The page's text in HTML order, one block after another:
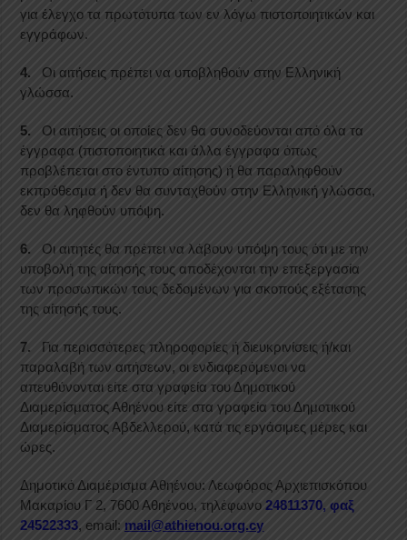
για έλεγχο τα πρωτότυπα των εν λόγω πιστοποιητικών και
εγγράφων.
4. Οι αιτήσεις πρέπει να υποβληθούν στην Ελληνική
γλώσσα.
5. Οι αιτήσεις οι οποίες δεν θα συνοδεύονται από όλα τα
έγγραφα (πιστοποιητικά και άλλα έγγραφα όπως
προβλέπεται στο έντυπο αίτησης) ή θα παραληφθούν
εκπρόθεσμα ή δεν θα συνταχθούν στην Ελληνική γλώσσα,
δεν θα ληφθούν υπόψη.
6. Οι αιτητές θα πρέπει να λάβουν υπόψη τους ότι με την
υποβολή της αίτησής τους αποδέχονται την επεξεργασία
των προσωπικών τους δεδομένων για σκοπούς εξέτασης
της αίτησής τους.
7. Για περισσότερες πληροφορίες ή διευκρινίσεις ή/και
παραλαβή των αιτήσεων, οι ενδιαφερόμενοι να
απευθύνονται είτε στα γραφεία του Δημοτικού
Διαμερίσματος Αθηένου είτε στα γραφεία του Δημοτικού
Διαμερίσματος Αβδελλερού, κατά τις εργάσιμες μέρες και
ώρες.
Δημοτικό Διαμέρισμα Αθηένου: Λεωφόρος Αρχιεπισκόπου
Μακαρίου Γ 2, 7600 Αθηένου, τηλέφωνο24811370, φαξ
24522333, email: mail@athienou.org.cy